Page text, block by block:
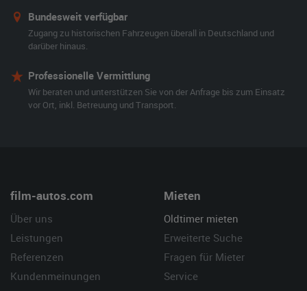
Bundesweit verfügbar
Zugang zu historischen Fahrzeugen überall in Deutschland und
darüber hinaus.
Professionelle Vermittlung
Wir beraten und unterstützen Sie von der Anfrage bis zum Einsatz
vor Ort, inkl. Betreuung und Transport.
film-autos.com
Über uns
Leistungen
Referenzen
Kundenmeinungen
Mieten
Oldtimer mieten
Erweiterte Suche
Fragen für Mieter
Service